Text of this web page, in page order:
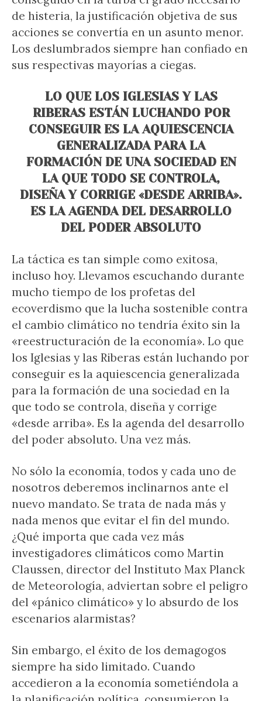
de histeria, la justificación objetiva de sus
acciones se convertía en un asunto menor.
Los deslumbrados siempre han confiado en
sus respectivas mayorías a ciegas.
LO QUE LOS IGLESIAS Y LAS
RIBERAS ESTÁN LUCHANDO POR
CONSEGUIR ES LA AQUIESCENCIA
GENERALIZADA PARA LA
FORMACIÓN DE UNA SOCIEDAD EN
LA QUE TODO SE CONTROLA,
DISEÑA Y CORRIGE «DESDE ARRIBA».
ES LA AGENDA DEL DESARROLLO
DEL PODER ABSOLUTO
La táctica es tan simple como exitosa,
incluso hoy. Llevamos escuchando durante
mucho tiempo de los profetas del
ecoverdismo que la lucha sostenible contra
el cambio climático no tendría éxito sin la
«reestructuración de la economía». Lo que
los Iglesias y las Riberas están luchando por
conseguir es la aquiescencia generalizada
para la formación de una sociedad en la
que todo se controla, diseña y corrige
«desde arriba». Es la agenda del desarrollo
del poder absoluto. Una vez más.
No sólo la economía, todos y cada uno de
nosotros deberemos inclinarnos ante el
nuevo mandato. Se trata de nada más y
nada menos que evitar el fin del mundo.
¿Qué importa que cada vez más
investigadores climáticos como Martin
Claussen, director del Instituto Max Planck
de Meteorología, adviertan sobre el peligro
del «pánico climático» y lo absurdo de los
escenarios alarmistas?
Sin embargo, el éxito de los demagogos
siempre ha sido limitado. Cuando
accedieron a la economía sometiéndola a